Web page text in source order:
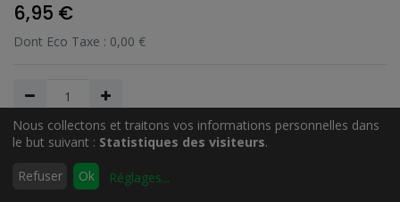
Rechercher
6,95 €
Dont Eco Taxe : 0,00 €
Ajouter au Panier
Nous collectons et traitons vos informations personnelles dans
le but suivant : Statistiques des visiteurs.
Refuser Ok Réglages...